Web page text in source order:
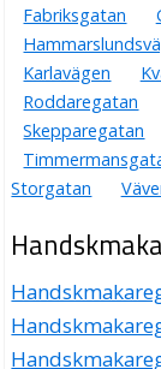
Fabriksgatan
Karlavägen
Roddaregatan
Skepparegatan
Storgatan